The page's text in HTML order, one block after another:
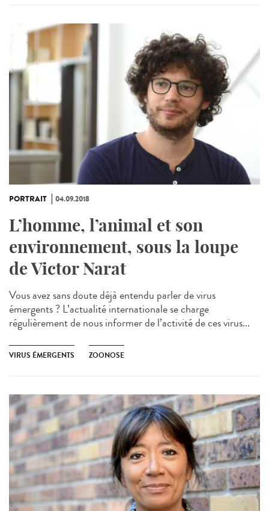
PORTRAIT 04.09.2018
L’homme, l’animal et son
environnement, sous la loupe
de Victor Narat
Vous avez sans doute déjà entendu parler de virus
émergents ? L’actualité internationale se charge
régulièrement de nous informer de l’activité de ces virus...
VIRUS ÉMERGENTS ZOONOSE